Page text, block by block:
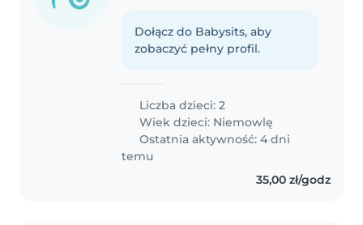
Dołącz do Babysits, aby
zobaczyć pełny profil.
Liczba dzieci: 2
Wiek dzieci: Niemowlę
Ostatnia aktywność: 4 dni
temu
35,00 zł/godz